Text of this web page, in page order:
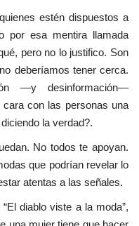
estén dispuestos a
por esa mentira llamada
pero no lo justifico. Son
deberíamos tener cerca.
—y desinformación—
con las personas una
la verdad?.
No todos te apoyan.
que podrían revelar lo
atentas a las señales.
diablo viste a la moda”,